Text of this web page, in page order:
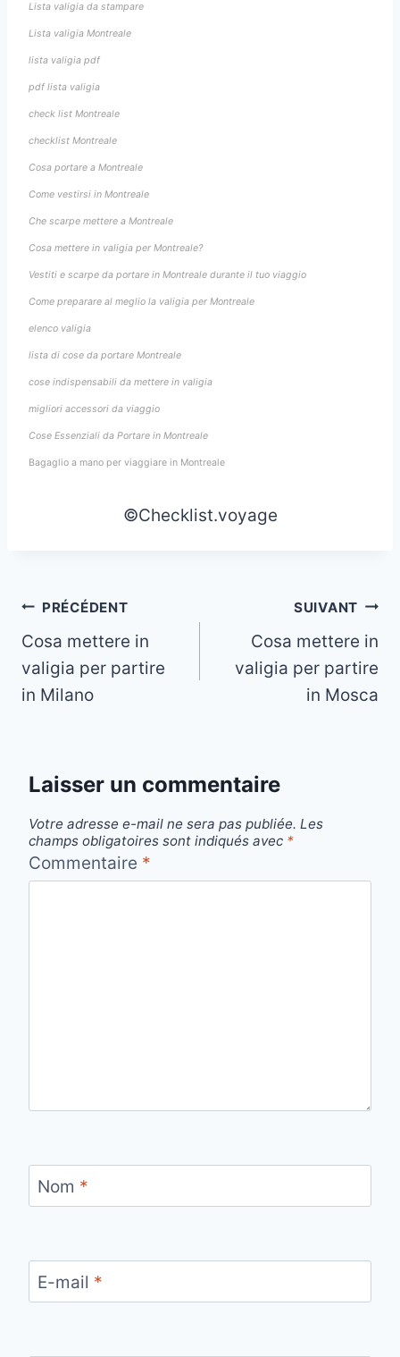
Lista valigia da stampare
Lista valigia Montreale
lista valigia pdf
pdf lista valigia
check list Montreale
checklist Montreale
Cosa portare a Montreale
Come vestirsi in Montreale
Che scarpe mettere a Montreale
Cosa mettere in valigia per Montreale?
Vestiti e scarpe da portare in Montreale durante il tuo viaggio
Come preparare al meglio la valigia per Montreale
elenco valigia
lista di cose da portare Montreale
cose indispensabili da mettere in valigia
migliori accessori da viaggio
Cose Essenziali da Portare in Montreale
Bagaglio a mano per viaggiare in Montreale
©Checklist.voyage
Navigation
de
l’article
PRÉCÉDENT
Cosa mettere in
valigia per partire
in Milano
SUIVANT
Cosa mettere in
valigia per partire
in Mosca
Laisser un commentaire
Votre adresse e-mail ne sera pas publiée. Les
champs obligatoires sont indiqués avec *
Commentaire *
Nom *
E-mail *